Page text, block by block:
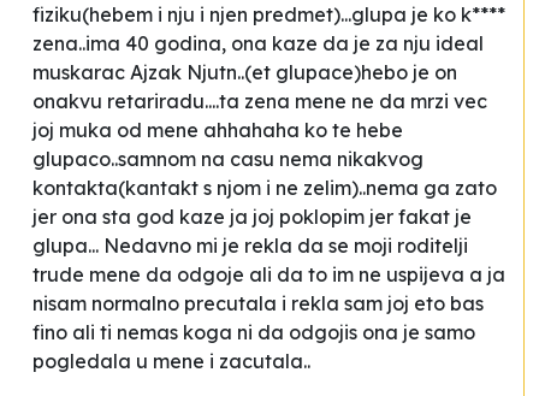
fiziku(hebem i nju i njen predmet)...glupa je ko k****
zena..ima 40 godina, ona kaze da je za nju ideal
muskarac Ajzak Njutn..(et glupace)hebo je on
onakvu retariradu....ta zena mene ne da mrzi vec
joj muka od mene ahhahaha ko te hebe
glupaco..samnom na casu nema nikakvog
kontakta(kantakt s njom i ne zelim)..nema ga zato
jer ona sta god kaze ja joj poklopim jer fakat je
glupa... Nedavno mi je rekla da se moji roditelji
trude mene da odgoje ali da to im ne uspijeva a ja
nisam normalno precutala i rekla sam joj eto bas
fino ali ti nemas koga ni da odgojis ona je samo
pogledala u mene i zacutala..